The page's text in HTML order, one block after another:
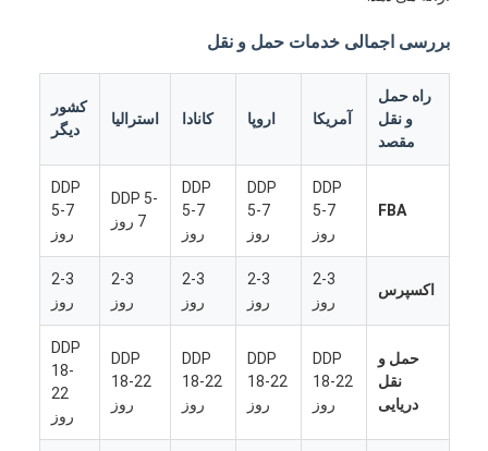
بررسی اجمالی خدمات حمل و نقل
راه حمل
و نقل
مقصد
آمریکا اروپا کانادا استرالیا
کشور
دیگر
FBA
DDP
5-7
روز
DDP
5-7
روز
DDP
5-7
روز
DDP 5-
7 روز
DDP
5-7
روز
اکسپرس
2-3
روز
2-3
روز
2-3
روز
2-3
روز
2-3
روز
حمل و
نقل
دریایی
DDP
18-22
روز
DDP
18-22
روز
DDP
18-22
روز
DDP
18-22
روز
DDP
18-
22
روز